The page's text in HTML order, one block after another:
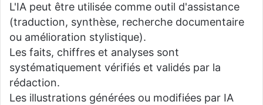
L'IA peut être utilisée comme outil d'assistance
(traduction, synthèse, recherche documentaire
ou amélioration stylistique).
Les faits, chiffres et analyses sont
systématiquement vérifiés et validés par la
rédaction.
Les illustrations générées ou modifiées par IA